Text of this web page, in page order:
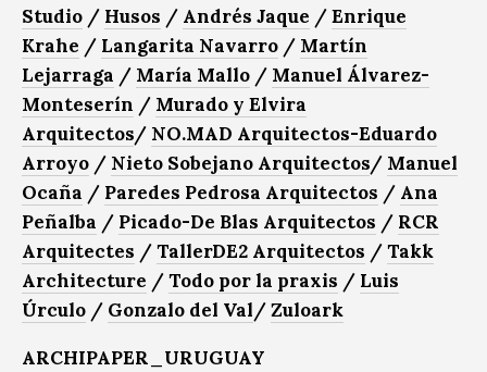
Studio / Husos / Andrés Jaque /Enrique
Krahe / Langarita Navarro / Martín
Lejarraga / María Mallo / Manuel Álvarez-
Monteserín / Murado y Elvira
Arquitectos/ NO.MAD Arquitectos-Eduardo
Arroyo / Nieto Sobejano Arquitectos/ Manuel
Ocaña / Paredes Pedrosa Arquitectos / Ana
Peñalba / Picado-De Blas Arquitectos / RCR
Arquitectes /TallerDE2 Arquitectos /Takk
Architecture /Todo por la praxis / Luis
Úrculo / Gonzalo del Val/Zuloark
ARCHIPAPER_URUGUAY